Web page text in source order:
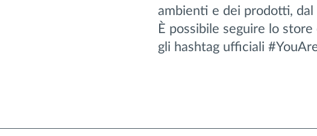
ambienti e dei prodotti,
È possibile seguire lo
gli hashtag ufficiali